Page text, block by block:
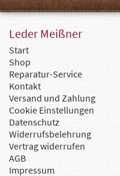
Leder Meißner
Start
Shop
Reparatur-Service
Kontakt
Versand und Zahlung
Cookie Einstellungen
Datenschutz
Widerrufsbelehrung
Vertrag widerrufen
AGB
Impressum